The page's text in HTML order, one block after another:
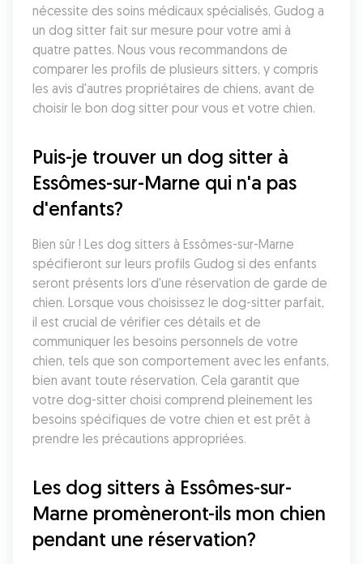
nécessite des soins médicaux spécialisés, Gudog a
un dog sitter fait sur mesure pour votre ami à
quatre pattes. Nous vous recommandons de
comparer les profils de plusieurs sitters, y compris
les avis d'autres propriétaires de chiens, avant de
choisir le bon dog sitter pour vous et votre chien.
Puis-je trouver un dog sitter à
Essômes-sur-Marne qui n'a pas
d'enfants?
Bien sûr ! Les dog sitters à Essômes-sur-Marne
spécifieront sur leurs profils Gudog si des enfants
seront présents lors d'une réservation de garde de
chien. Lorsque vous choisissez le dog-sitter parfait,
il est crucial de vérifier ces détails et de
communiquer les besoins personnels de votre
chien, tels que son comportement avec les enfants,
bien avant toute réservation. Cela garantit que
votre dog-sitter choisi comprend pleinement les
besoins spécifiques de votre chien et est prêt à
prendre les précautions appropriées.
Les dog sitters à Essômes-sur-
Marne promèneront-ils mon chien
pendant une réservation?